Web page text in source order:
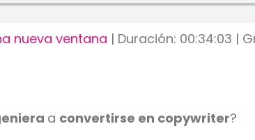
nueva ventana | Duración: 00:34:03 |
a convertirse en copywriter?